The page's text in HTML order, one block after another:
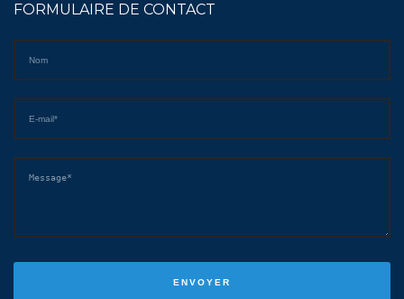
FORMULAIRE DE CONTACT